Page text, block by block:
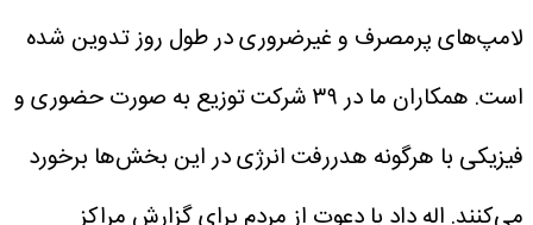
لامپ‌های پرمصرف و غیرضروری در طول روز تدوین شده
است. همکاران ما در ۳۹ شرکت توزیع به صورت حضوری و
فیزیکی با هرگونه هدررفت انرژی در این بخش‌ها برخورد